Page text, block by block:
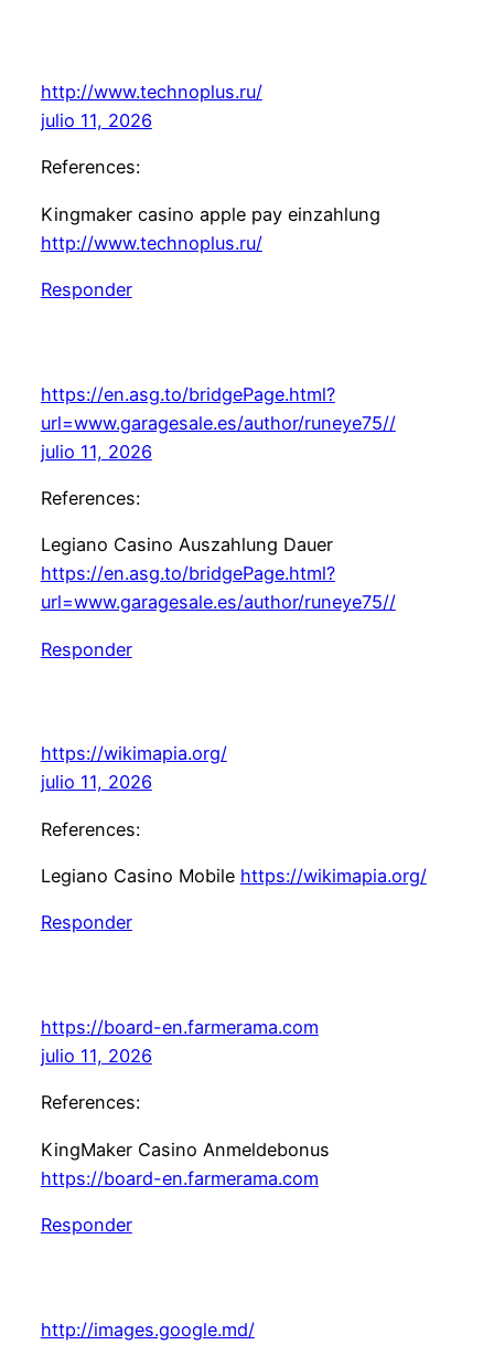
http://www.technoplus.ru/
julio 11, 2026
References:
Kingmaker casino apple pay einzahlung
http://www.technoplus.ru/
Responder
https://en.asg.to/bridgePage.html?
url=www.garagesale.es/author/runeye75//
julio 11, 2026
References:
Legiano Casino Auszahlung Dauer
https://en.asg.to/bridgePage.html?
url=www.garagesale.es/author/runeye75//
Responder
https://wikimapia.org/
julio 11, 2026
References:
Legiano Casino Mobile https://wikimapia.org/
Responder
https://board-en.farmerama.com
julio 11, 2026
References:
KingMaker Casino Anmeldebonus
https://board-en.farmerama.com
Responder
http://images.google.md/